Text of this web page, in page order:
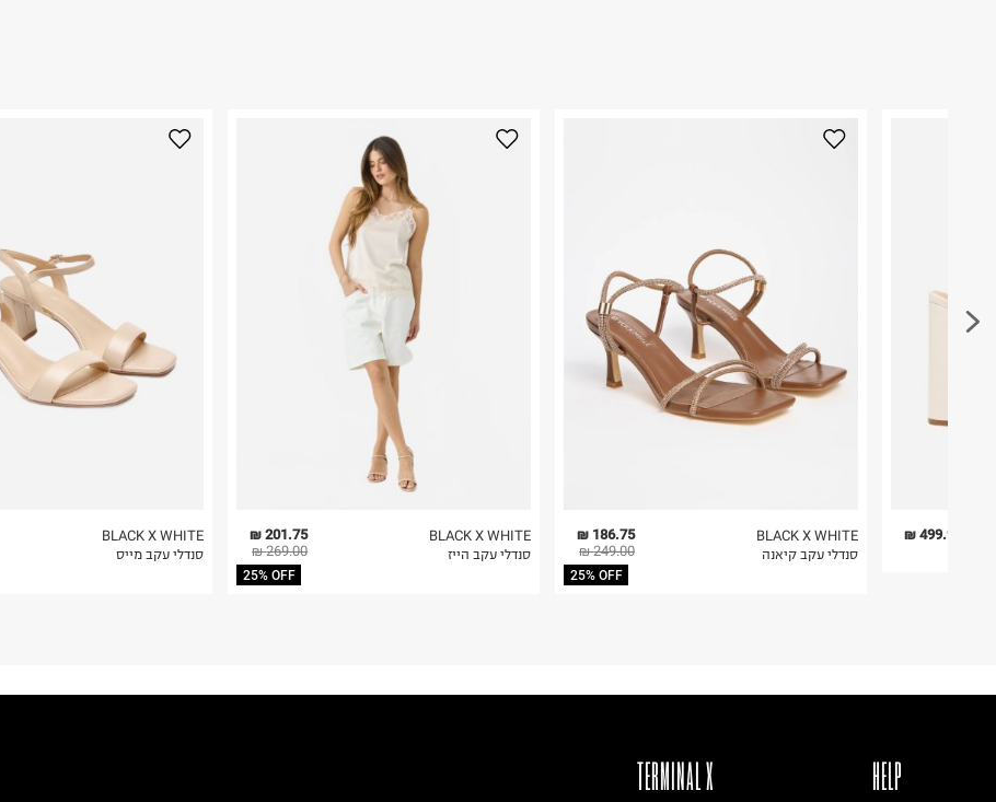
BLACK X WHITE
סנדלי עקב מייס
201.75 ₪
269.00 ₪
25% OFF
BLACK X WHITE
סנדלי עקב הייז
186.75 ₪
249.00 ₪
25% OFF
BLACK X WHITE
סנדלי עקב קיאנה
499.90 ₪
TERMINAL X HELP